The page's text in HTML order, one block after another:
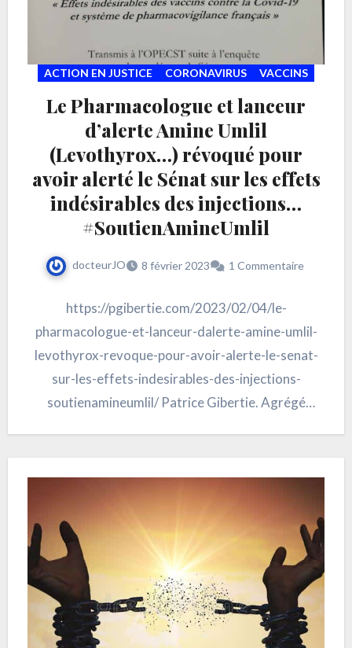
ACTION EN JUSTICE CORONAVIRUS VACCINS
Le Pharmacologue et lanceur
d’alerte Amine Umlil
(Levothyrox…) révoqué pour
avoir alerté le Sénat sur les effets
indésirables des injections…
#SoutienAmineUmlil
docteurJO 8 février 2023 1 Commentaire
https://pgibertie.com/2023/02/04/le-
pharmacologue-et-lanceur-dalerte-amine-umlil-
levothyrox-revoque-pour-avoir-alerte-le-senat-
sur-les-effets-indesirables-des-injections-
soutienamineumlil/ Patrice Gibertie. Agrégé